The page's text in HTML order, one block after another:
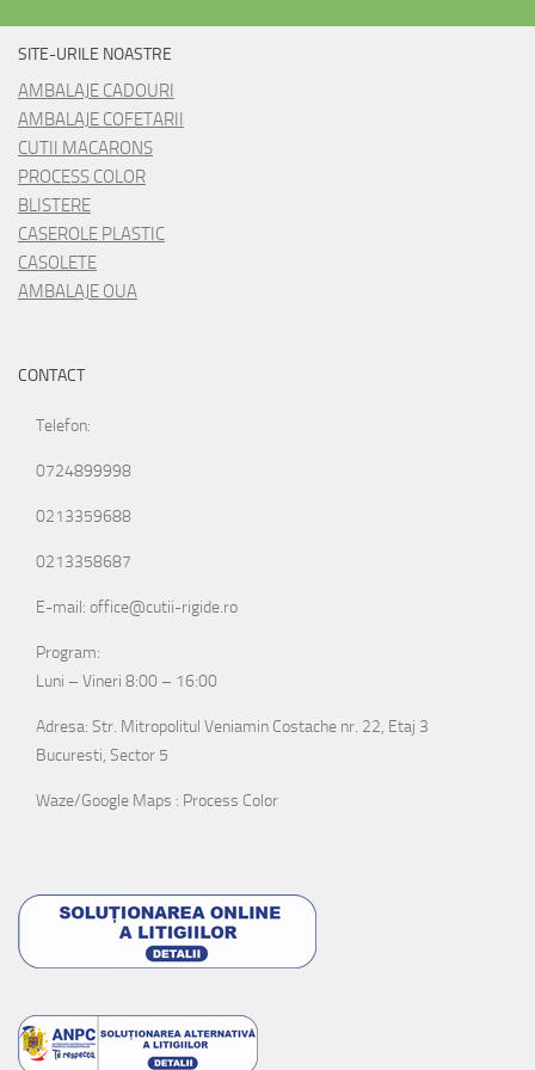
SITE-URILE NOASTRE
AMBALAJE CADOURI
AMBALAJE COFETARII
CUTII MACARONS
PROCESS COLOR
BLISTERE
CASEROLE PLASTIC
CASOLETE
AMBALAJE OUA
CONTACT
Telefon:
0724899998
0213359688
0213358687
E-mail: office@cutii-rigide.ro
Program:
Luni – Vineri 8:00 – 16:00
Adresa: Str. Mitropolitul Veniamin Costache nr. 22, Etaj 3
Bucuresti, Sector 5
Waze/Google Maps : Process Color